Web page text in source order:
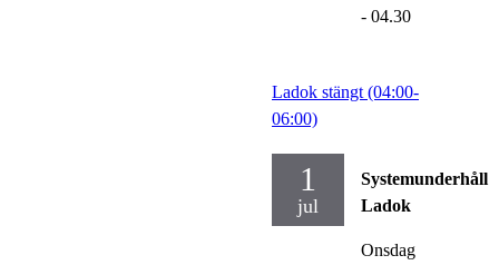
- 04.30
Ladok stängt (04:00-
06:00)
1
jul
Systemunderhåll
Ladok
Onsdag